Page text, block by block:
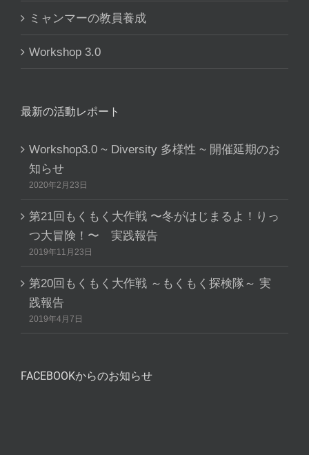
ミャンマーの教員養成
Workshop 3.0
最新の活動レポート
Workshop3.0 ~ Diversity 多様性 ~ 開催延期のお
知らせ
2020年2月23日
第21回もくもく大作戦 〜冬がはじまるよ！りっ
つ大冒険！〜 実践報告
2019年11月23日
第20回もくもく大作戦 ～もくもく探検隊～ 実
践報告
2019年4月7日
FACEBOOKからのお知らせ